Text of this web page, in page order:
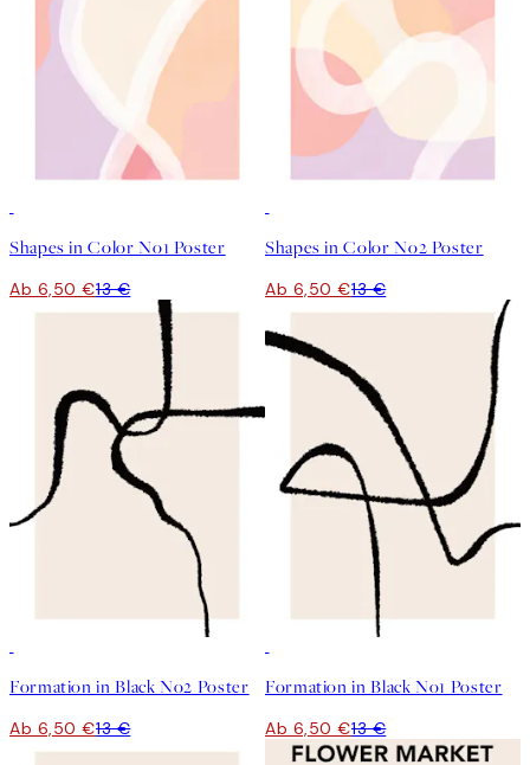
Shapes in Color No1 Poster
Ab 6,50 €13 €
Shapes in Color No2 Poster
Ab 6,50 €13 €
Formation in Black No2 Poster
Ab 6,50 €13 €
Formation in Black No1 Poster
Ab 6,50 €13 €